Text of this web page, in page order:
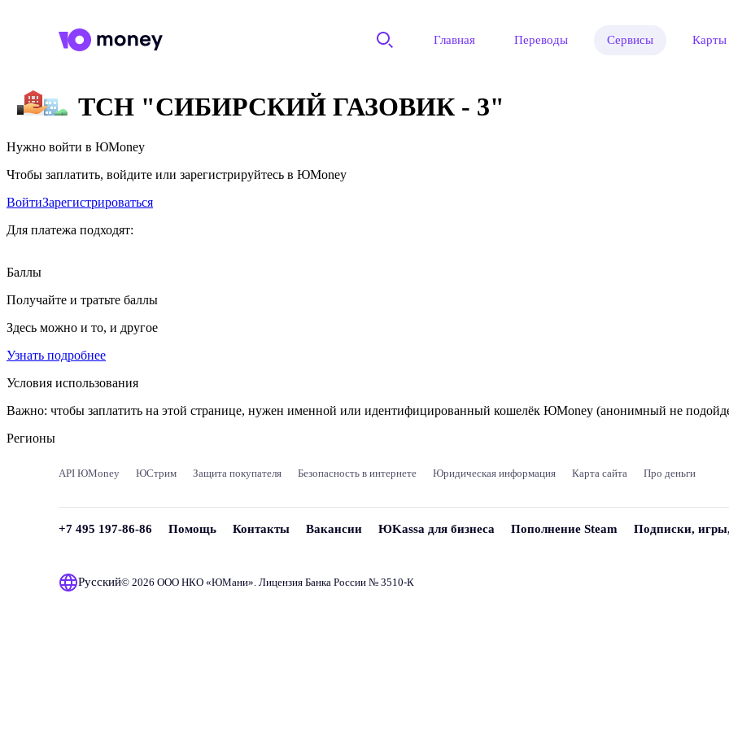
Главная Переводы Сервисы Карты
ТСН "СИБИРСКИЙ ГАЗОВИК - 3"
Нужно войти в ЮMoney
Чтобы заплатить, войдите или зарегистрируйтесь в ЮMoney
ВойтиЗарегистрироваться
Для платежа подходят:
Баллы
Получайте и тратьте баллы
Здесь можно и то, и другое
Узнать подробнее
Условия использования
Важно: чтобы заплатить на этой странице, нужен именной или идентифицированный кошелёк ЮMoney (анонимный не
Регионы
API ЮMoney ЮСтрим Защита покупателя Безопасность в интернете Юридическая информация Карта сайта Про деньги
+7 495 197-86-86 Помощь Контакты Вакансии ЮKassa для бизнеса Пополнение Steam Подписки,
Русский© 2026 ООО НКО «ЮМани». Лицензия Банка России № 3510‑К